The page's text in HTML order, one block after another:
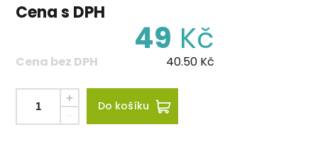
Cena s DPH
49 Kč
Cena bez DPH 40.50 Kč
Do košíku